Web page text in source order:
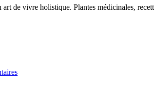
de vivre holistique. Plantes médicinales,